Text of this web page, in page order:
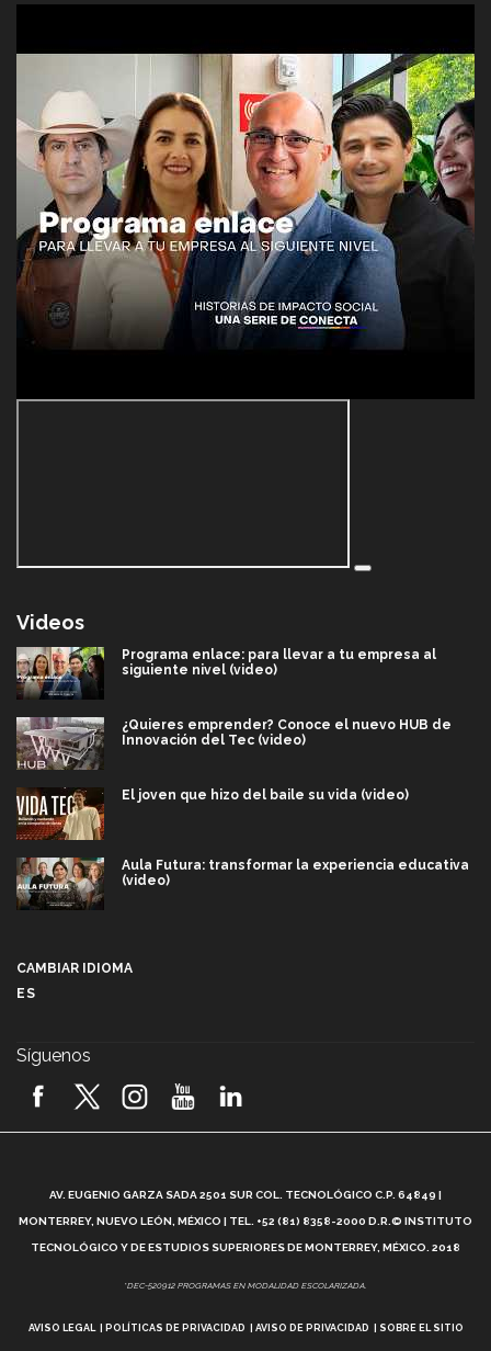
Videos
Programa enlace: para llevar a tu empresa al
siguiente nivel (video)
¿Quieres emprender? Conoce el nuevo HUB de
Innovación del Tec (video)
El joven que hizo del baile su vida (video)
Aula Futura: transformar la experiencia educativa
(video)
2026! (video)
¿Cómo es el Modelo Educativo Tec? (video)
Vida Tec: Feminismo e Inteligencia Artificial, Paola
CAMBIAR IDIOMA
ES
Síguenos
AV. EUGENIO GARZA SADA 2501 SUR COL. TECNOLÓGICO C.P. 64849 |
MONTERREY, NUEVO LEÓN, MÉXICO | TEL. +52 (81) 8358-2000 D.R.© INSTITUTO
TECNOLÓGICO Y DE ESTUDIOS SUPERIORES DE MONTERREY, MÉXICO. 2018
*DEC-520912 PROGRAMAS EN MODALIDAD ESCOLARIZADA.
AVISO LEGAL POLÍTICAS DE PRIVACIDAD AVISO DE PRIVACIDAD SOBRE EL SITIO